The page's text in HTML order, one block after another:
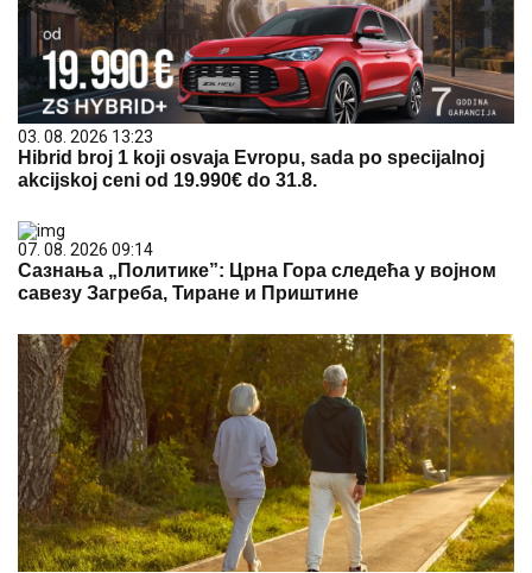
03. 08. 2026 13:23
Hibrid broj 1 koji osvaja Evropu, sada po specijalnoj
akcijskoj ceni od 19.990€ do 31.8.
07. 08. 2026 09:14
Сазнања „Политике”: Црна Гора следећа у војном
савезу Загреба, Тиране и Приштине